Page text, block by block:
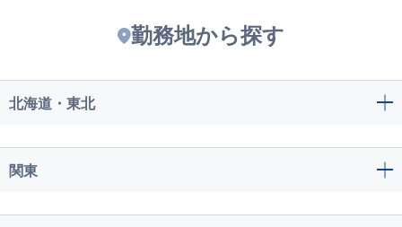
勤務地から探す
北海道・東北
関東